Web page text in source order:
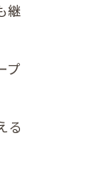
継
プ
る